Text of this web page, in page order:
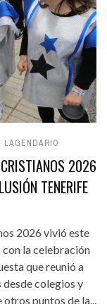
LAGENDARIO
CRISTIANOS 2026
TENERIFE
2026 vivió este
con la celebración
que reunió a
desde colegios y
puntos de la...